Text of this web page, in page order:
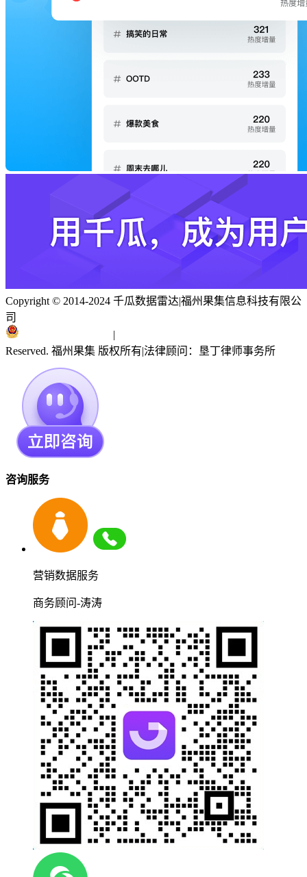
Copyright © 2014-2024 千瓜数据雷达|福州果集信息科技有限公
司
|
Reserved. 福州果集 版权所有|法律顾问：垦丁律师事务所
咨询服务
营销数据服务
商务顾问-涛涛